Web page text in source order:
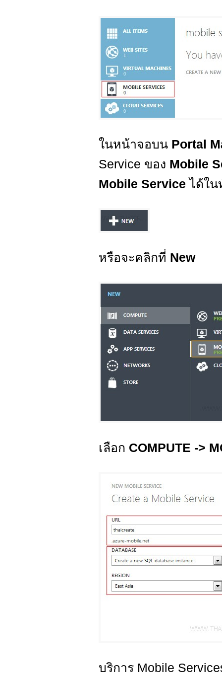
ในหน้าจอบน Portal
Service ของ Mobile
Mobile Service ได้ใ
หรือจะคลิกที่ New
เลือก COMPUTE ->
บริการ Mobile